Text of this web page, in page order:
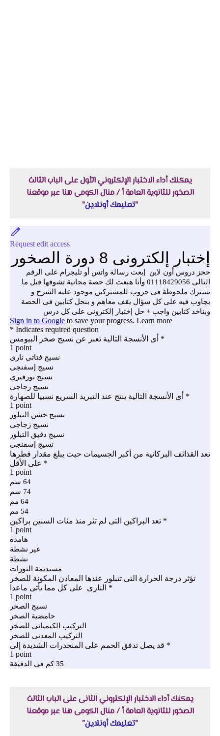
يمكنك أداء الاختبار الإلكتروني الأول على الباب الثالث
الصخور للثانوية العامة أ / منال الكومى هنا عبر موقعنا
"تعليمك أونلاين"
يمكنك أداء الاختبار الإلكتروني الثانى على الباب الثالث
الصخور للثانوية العامة أ / منال الكومى هنا عبر موقعنا
"تعليمك أونلاين"